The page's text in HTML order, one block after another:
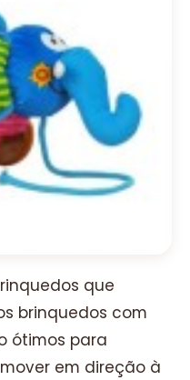
que
brinquedos com
ótimos para
em direção à